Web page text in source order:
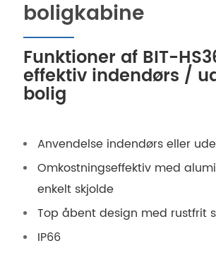
boligkabine
Funktioner af BIT-
effektiv indendørs /
bolig
Anvendelse indendørs eller
Omkostningseffektiv med
enkelt skjolde
Top åbent design med rustfrit
IP66